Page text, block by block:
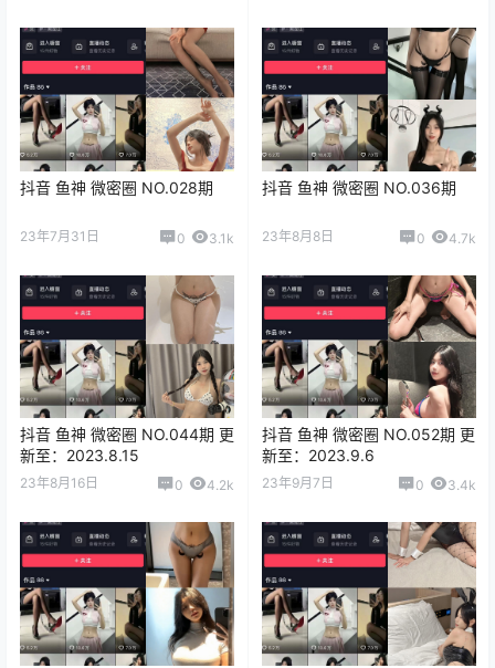
抖音 鱼神 微密圈 NO.028期
23年7月31日 0 3.1k
抖音 鱼神 微密圈 NO.036期
23年8月8日 0 4.7k
抖音 鱼神 微密圈 NO.044期 更
新至：2023.8.15
23年8月16日 0 4.2k
抖音 鱼神 微密圈 NO.052期 更
新至：2023.9.6
23年9月7日 0 3.4k